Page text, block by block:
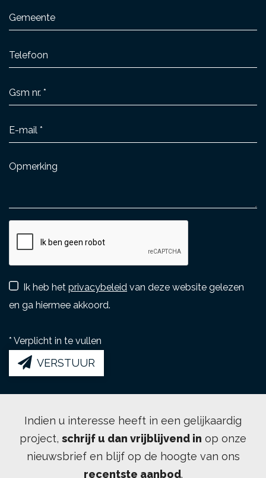
Ik heb het privacybeleid van deze website gelezen
en ga hiermee akkoord.
* Verplicht in te vullen
VERSTUUR
Indien u interesse heeft in een gelijkaardig
project, schrijf u dan vrijblijvend in op onze
nieuwsbrief en blijf op de hoogte van ons
recentste aanbod.